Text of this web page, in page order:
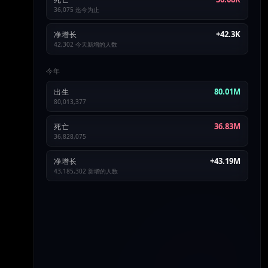
36,075 迄今为止
净增长 +42.3K
42,302 今天新增的人数
今年
出生 80.01M
80,013,377
死亡 36.83M
36,828,075
净增长 +43.19M
43,185,302 新增的人数